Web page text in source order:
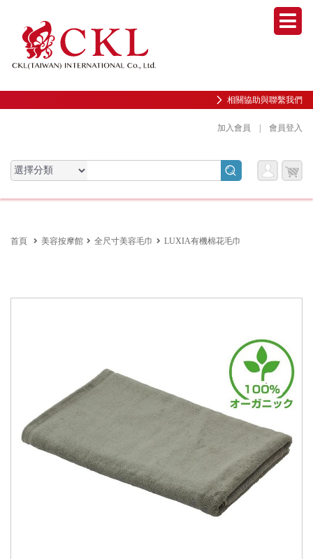
相關協助與聯繫我們
加入會員 會員登入
會員服務專區
服務專線：04-2568-0356 週
一至週五 AM9:00～PM6:00
聯絡我們：order@ckl.tw
首頁 美容按摩館 全尺寸美容毛巾 LUXIA有機棉花毛巾